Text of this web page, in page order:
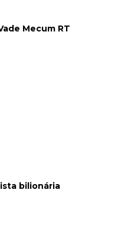
Mecum RT
bilionária